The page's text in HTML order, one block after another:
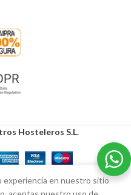
Hosteleros S.L.
experiencia en nuestro sitio